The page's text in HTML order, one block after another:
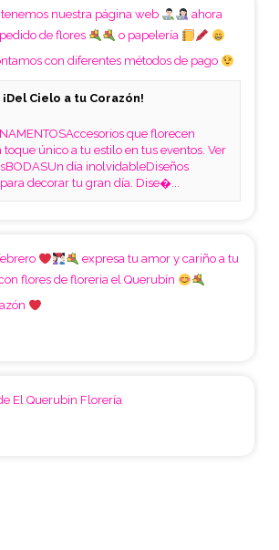
tenemos nuestra página web
ahora
de flores
o papelería
con diferentes métodos de pago
Cielo a tu Corazón!
que florecen
único a tu estilo en tus eventos. Ver
día inolvidableDiseños
decorar tu gran día. Dise�...
expresa tu amor y cariño a tu
flores de floreria el Querubín
El Querubín Florería